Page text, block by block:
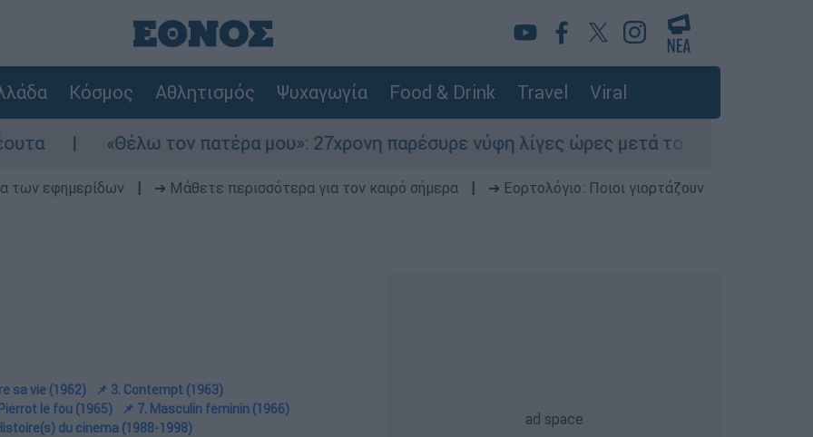
Κόσμος Αθλητισμός Ψυχαγωγία Food & Drink Travel Viral
τον πατέρα μου»: 27χρονη παρέσυρε νύφη λίγες ώρες μετά το γάμο της και ζητούσε να πάει
των εφημερίδων ➔ Μάθετε περισσότερα για τον καιρό σήμερα
➔ Εορτολόγιο: Ποιοι γιορτάζουν
sa vie (1962)
📌 3. Contempt (1963)
le fou (1965)
📌 7. Masculin feminin (1966)
du cinema (1988-1998)